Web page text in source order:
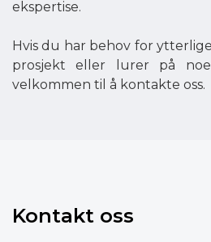
ekspertise.
Hvis du har behov for
prosjekt eller lurer på
velkommen til å kontakte oss.
Kontakt oss